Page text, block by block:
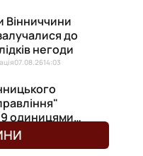
Вінниччини
до
негоди
07.08.2614:03
одиницями
07.08.26